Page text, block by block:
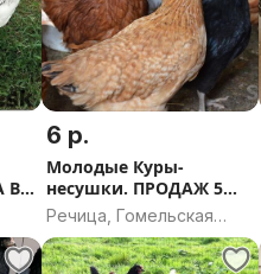
В
6 р.
Молодые Куры-
несушки. ПРОДАЖ 5
августа г. Речица
Речица, Гомельская
область